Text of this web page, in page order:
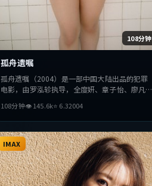
108分钟
孤舟遗嘱
孤舟遗嘱（2004）是一部中国大陆出品的犯罪
电影，由罗泓轸执导，全度妍、章子怡、廖凡等
与抉择，节奏张弛有度，适合喜欢该类型的观众
完整观看。
108分钟👁145.6k⭐ 6.32004
IMAX